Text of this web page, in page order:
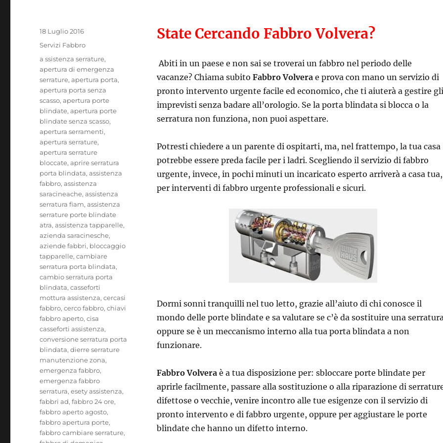
State Cercando Fabbro Volvera?
Abiti in un paese e non sai se troverai un fabbro nel periodo delle
vacanze? Chiama subito Fabbro Volvera e prova con mano un servizio di
pronto intervento urgente facile ed economico, che ti aiuterà a gestire gli
imprevisti senza badare all’orologio. Se la porta blindata si blocca o la
serratura non funziona, non puoi aspettare.
Potresti chiedere a un parente di ospitarti, ma, nel frattempo, la tua casa
potrebbe essere preda facile per i ladri. Scegliendo il servizio di fabbro
urgente, invece, in pochi minuti un incaricato esperto arriverà a casa tua,
per interventi di fabbro urgente professionali e sicuri.
Dormi sonni tranquilli nel tuo letto, grazie all’aiuto di chi conosce il
mondo delle porte blindate e sa valutare se c’è da sostituire una
oppure se è un meccanismo interno alla tua porta blindata a non
funzionare.
Fabbro Volvera è a tua disposizione per: sbloccare porte blindate per
aprirle facilmente, passare alla sostituzione o alla riparazione di
difettose o vecchie, venire incontro alle tue esigenze con il servizio di
pronto intervento e di fabbro urgente, oppure per aggiustare le porte
blindate che hanno un difetto interno.
Pubblicato
18 Luglio 2016
Categorie
Servizi Fabbro
Tag
a ssistenza serrature,
apertura di emergenza
serrature,apertura porta,
apertura porta senza
scasso,apertura porte
blindate,apertura porte
blindate senza scasso,
apertura serramenti,
apertura serrature,
apertura serrature
bloccate,aprire serratura
porta blindata,assistenza
fabbro,assistenza
saracineache,assistenza
serratura fiam,assistenza
serrature porte blindate
atra,assistenza tapparelle,
azienda saracinesche,
aziende fabbri, bloccaggio
tapparelle,cambiare
serratura porta blindata,
cambio serratura porta
blindata,casseforti
mottura assistenza,cercasi
fabbro,cerco fabbro,chiavi
fabbro aperto,cisa
casseforti assistenza,
conversione serratura porta
blindata,dierre serrature
manutenzione zona,
emergenza fabbro,
emergenza fabbro
serratura,esety assistenza,
fabbri ad,fabbro 24 ore,
fabbro aperto agosto,
fabbro apertura porte,
fabbro cambiare serrature,